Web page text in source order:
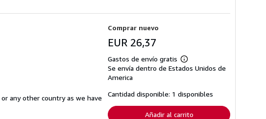
any other country as we have
Comprar nuevo
EUR 26,37
Gastos de envío gratis
Más
información
tarifas
de
envío
Se envía dentro de Estados Unidos de
America
Cantidad disponible: 1 disponibles
Añadir al carrito